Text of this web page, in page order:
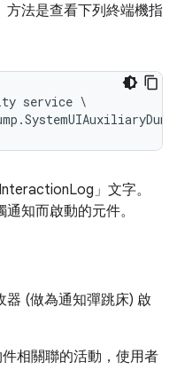
方法是查看下列終端機指
service \
」文字。
知而啟動的元件。
器 (做為通知彈跳床) 啟
相關聯的活動，使用者